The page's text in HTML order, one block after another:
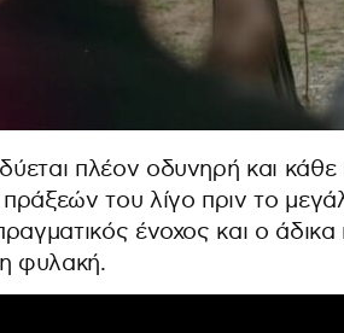
πλέον οδυνηρή και κάθε
του λίγο πριν το
ένοχος και ο
φυλακή.